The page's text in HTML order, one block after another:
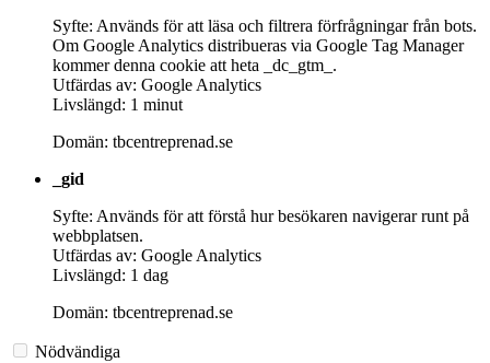
Syfte: Används för att läsa och filtrera förfrågningar från bots.
Om Google Analytics distribueras via Google Tag Manager
kommer denna cookie att heta _dc_gtm_.
Utfärdas av: Google Analytics
Livslängd: 1 minut
Domän: tbcentreprenad.se
_gid
Syfte: Används för att förstå hur besökaren navigerar runt på
webbplatsen.
Utfärdas av: Google Analytics
Livslängd: 1 dag
Domän: tbcentreprenad.se
Nödvändiga